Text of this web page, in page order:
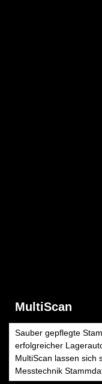
MultiScan
Sauber gepflegte
erfolgreicher
MultiScan lassen sich
Messtechnik